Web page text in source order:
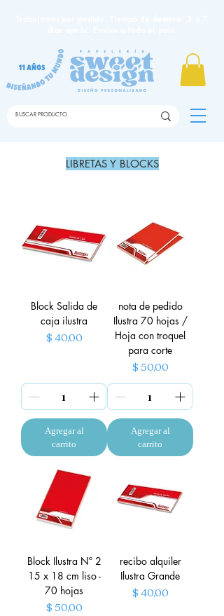
LIBRETAS Y BLOCKS
Block Salida de
caja ilustra
Precio
$ 40,00
Agregar al
carrito
nota de pedido
Ilustra 70 hojas /
Hoja con troquel
para corte
Precio
$ 50,00
Agregar al
carrito
Block Ilustra Nº 2
15 x 18 cm liso -
70 hojas
Precio
$ 50,00
recibo alquiler
Ilustra Grande
Precio
$ 40,00